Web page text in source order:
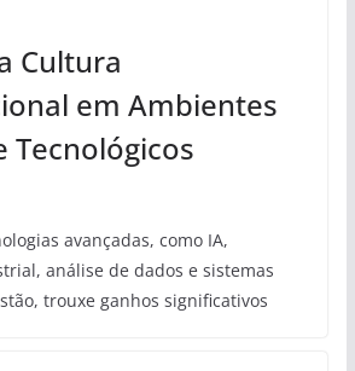
Cultura
em Ambientes
Tecnológicos
avançadas, como IA,
análise de dados e sistemas
trouxe ganhos significativos